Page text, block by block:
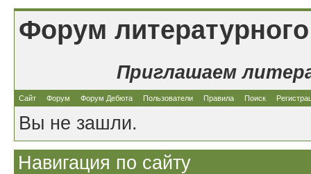
Форум
Приглашаем
Сайт Форум Форум Дебюта Пользователи Правила Поиск
Вы не зашли.
Навигация по сайту